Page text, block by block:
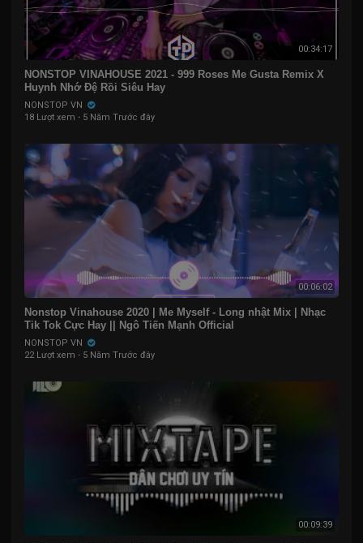
00:34:17
NONSTOP VINAHOUSE 2021 - 999 Roses Me Gusta Remix X
Huynh Nhớ Đệ Rồi Siêu Hay
NONSTOP VN
18 Lượt xem · 5 Năm Trước đây
00:06:02
Nonstop Vinahouse 2020 | Me Myself - Long nhật Mix | Nhạc
Tik Tok Cực Hay || Ngô Tiến Mạnh Official
NONSTOP VN
22 Lượt xem · 5 Năm Trước đây
00:09:39